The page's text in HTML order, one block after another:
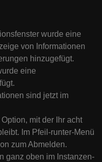
wurde eine
von Informationen
hinzugefügt.
eine
sind jetzt im
mit der Ihr acht
Im Pfeil-runter-Menü
zum Abmelden.
ganz oben im Instanzen-